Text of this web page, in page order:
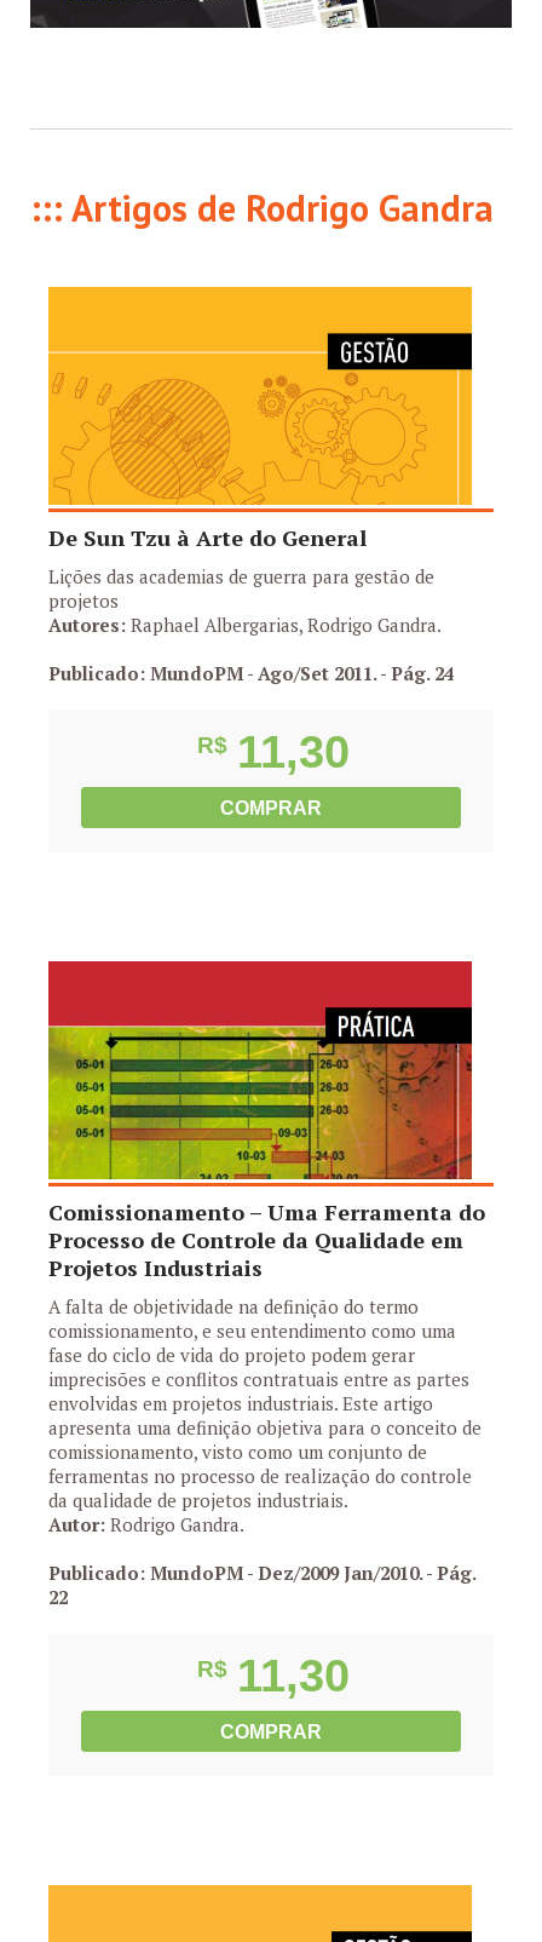
::: Artigos de Rodrigo Gandra
De Sun Tzu à Arte do General
Lições das academias de guerra para gestão de
projetos
Autores: Raphael Albergarias, Rodrigo Gandra.
Publicado: MundoPM - Ago/Set 2011.- Pág. 24
R$ 11,30
COMPRAR
Comissionamento – Uma Ferramenta do
Processo de Controle da Qualidade em
Projetos Industriais
A falta de objetividade na definição do termo
comissionamento, e seu entendimento como uma
fase do ciclo de vida do projeto podem gerar
imprecisões e conflitos contratuais entre as partes
envolvidas em projetos industriais. Este artigo
apresenta uma definição objetiva para o conceito de
comissionamento, visto como um conjunto de
ferramentas no processo de realização do controle
da qualidade de projetos industriais.
Autor: Rodrigo Gandra.
Publicado: MundoPM - Dez/2009 Jan/2010.- Pág.
22
R$ 11,30
COMPRAR